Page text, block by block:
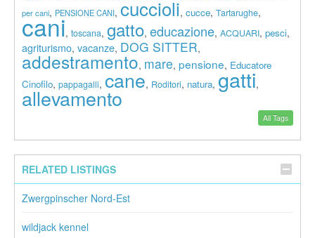
per cani, PENSIONE CANI, cuccioli, cucce, Tartarughe,
cani, toscana, gatto, educazione, ACQUARI, pesci,
agriturismo, vacanze, DOG SITTER,
addestramento, mare, pensione, Educatore
Cinofilo, pappagalli, cane, Roditori, natura, gatti,
allevamento
All Tags
RELATED LISTINGS
Zwergpinscher Nord-Est
wildjack kennel